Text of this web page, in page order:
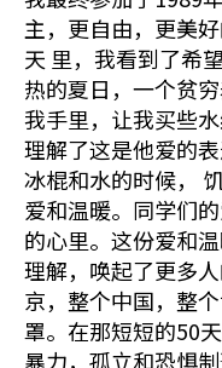
主，更自由，更美
天 里，我看到了希
热的夏日，一个贫
我手里，让我买些
理解了这是他爱的
冰棍和水的时候，
爱和温暖。同学们
的心里。这份爱和
理解，唤起了更多
京，整个中国，整
罩。在那短短的50
暴力，孤立和恐惧